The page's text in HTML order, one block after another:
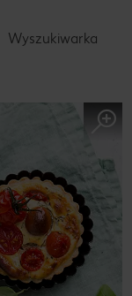
Wyszukiwarka